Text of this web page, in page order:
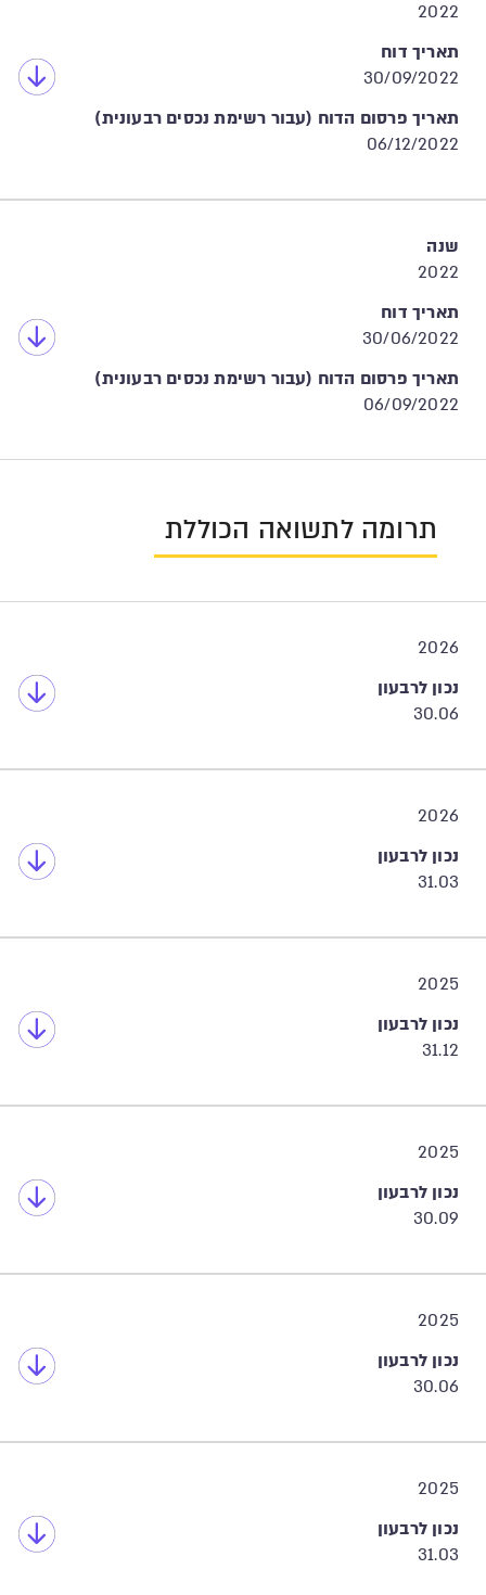
2022
תאריך דוח
30/09/2022
תאריך פרסום הדוח (עבור רשימת נכסים רבעונית)
06/12/2022
שנה
2022
תאריך דוח
30/06/2022
תאריך פרסום הדוח (עבור רשימת נכסים רבעונית)
06/09/2022
תרומה לתשואה הכוללת
2026
נכון לרבעון
30.06
2026
נכון לרבעון
31.03
2025
נכון לרבעון
31.12
2025
נכון לרבעון
30.09
2025
נכון לרבעון
30.06
2025
נכון לרבעון
31.03